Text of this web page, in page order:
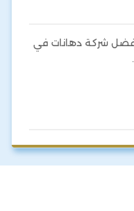
شركة دهانات في